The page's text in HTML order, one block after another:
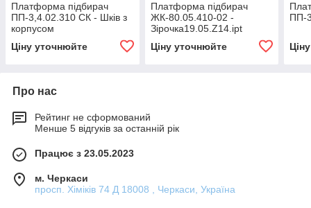
Платформа підбирач
ПП-3,4.02.310 СК - Шків з
корпусом
Ціну уточнюйте
Платформа підбирач
ЖК-80.05.410-02 -
Зірочка19.05.Z14.ipt
Ціну уточнюйте
ПП-
Про нас
Рейтинг не сформований
Менше 5 відгуків за останній рік
Працює з 23.05.2023
м. Черкаси
просп. Хіміків 74 Д 18008 , Черкаси, Україна